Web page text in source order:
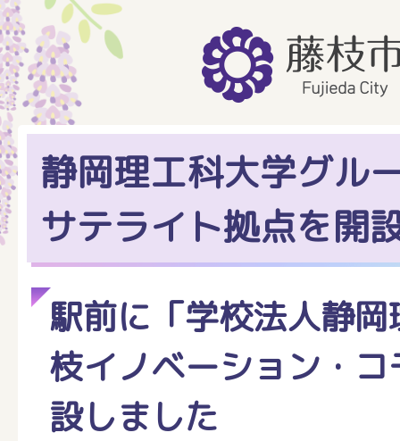
静岡理工科大学グル
サテライト拠点を開
駅前に「学校法人静
枝イノベーション・
設しました